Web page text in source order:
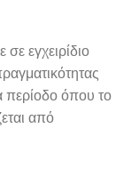
εγχειρίδιο
περίοδο όπου το
από